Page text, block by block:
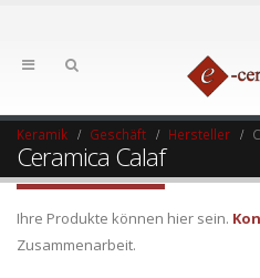
Keramik Geschäft Hersteller
Ceramica Calaf
Ihre Produkte können hier sein.
Zusammenarbeit.